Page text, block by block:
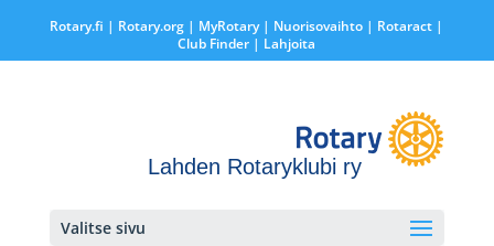
Rotary.fi | Rotary.org | MyRotary | Nuorisovaihto | Rotaract |
Club Finder | Lahjoita
Lahden Rotaryklubi ry
Valitse sivu